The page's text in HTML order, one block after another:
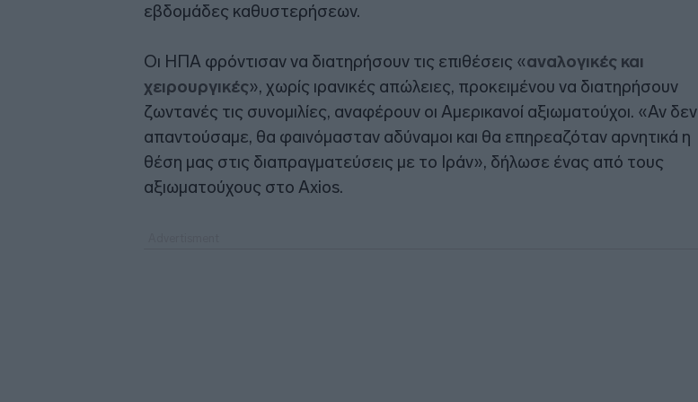
εβδομάδες καθυστερήσεων.
Οι ΗΠΑ φρόντισαν να διατηρήσουν τις επιθέσεις «αναλογικές και
χειρουργικές», χωρίς ιρανικές απώλειες, προκειμένου να διατηρήσουν
ζωντανές τις συνομιλίες, αναφέρουν οι Αμερικανοί αξιωματούχοι. «Αν δεν
απαντούσαμε, θα φαινόμασταν αδύναμοι και θα επηρεαζόταν αρνητικά η
θέση μας στις διαπραγματεύσεις με το Ιράν», δήλωσε ένας από τους
αξιωματούχους στο Axios.